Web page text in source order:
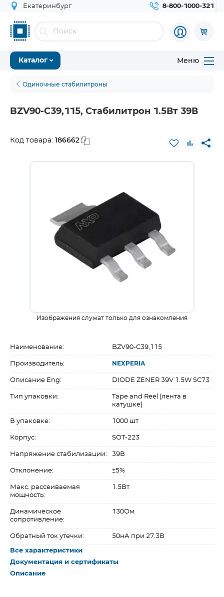
Екатеринбург 8-800-1000-321
Каталог Меню
Одиночные стабилитроны
BZV90-C39,115, Стабилитрон 1.5Вт 39В
Код товара: 186662
Изображения служат только для ознакомления
Наименование: BZV90-C39,115
Производитель: NEXPERIA
Описание Eng: DIODE ZENER 39V 1.5W SC73
Тип упаковки:
Tape and Reel (лента в
катушке)
В упаковке: 1000 шт
Корпус: SOT-223
Напряжение стабилизации: 39В
Отклонение: ±5%
Макс. рассеиваемая
мощность:
1.5Вт
Динамическое
сопротивление:
130Ом
Обратный ток утечки: 50нА при 27.3В
Все характеристики
Документация и сертификаты
Описание